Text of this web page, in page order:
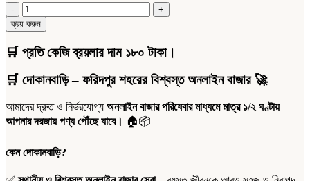
(প্রতি
কেজি)
ব্রয়লার
মুরগি
ড্রেসিং
quantity
ক্রয় করুন
🛒 প্রতি কেজি ব্রয়লার দাম ১৮০ টাকা।
🛒 দোকানবাড়ি – ফরিদপুর শহরের বিশ্বস্ত অনলাইন বাজার🚀
আমাদের দ্রুত ও নির্ভরযোগ্য অনলাইন বাজার পরিষেবার মাধ্যমে মাত্র ১/২ ঘণ্টায়
আপনার দরজায় পণ্য পৌঁছে যাবে। 🏠📦
কেন দোকানবাড়ি?